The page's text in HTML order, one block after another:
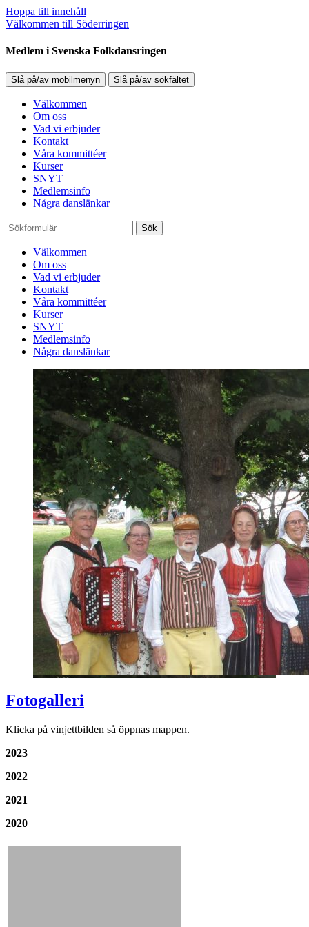
Hoppa till innehåll
Välkommen till Söderringen
Medlem i Svenska Folkdansringen
Slå på/av mobilmenyn Slå på/av sökfältet
Välkommen
Om oss
Vad vi erbjuder
Kontakt
Våra kommittéer
Kurser
SNYT
Medlemsinfo
Några danslänkar
Sök
Välkommen
Om oss
Vad vi erbjuder
Kontakt
Våra kommittéer
Kurser
SNYT
Medlemsinfo
Några danslänkar
Fotogalleri
Klicka på vinjettbilden så öppnas mappen.
2023
2022
2021
2020